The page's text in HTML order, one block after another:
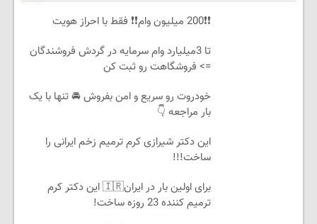
❗❗200 میلیون وام❗❗ فقط با احراز هویت
تا 3میلیارد وام سرمایه در گردش فروشندگان
=> فروشگاهت رو ثبت کن
خودروت رو سریع و امن بفروش 🚘 تنها با یک
بار مراجعه 👇
این دکتر شیرازی کرم ترمیم زخم ایرانی را
ساخت!!!
برای اولین بار در ایران🇮🇷 این دکتر کرم
ترمیم کننده 23 روزه ساخت!